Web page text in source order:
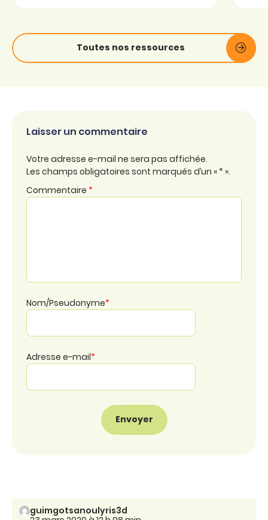
Toutes nos ressources
Laisser un commentaire
Votre adresse e-mail ne sera pas affichée.
Les champs obligatoires sont marqués d’un « * ».
Commentaire *
Nom/Pseudonyme*
Adresse e-mail*
guimgotsanoulyris3d